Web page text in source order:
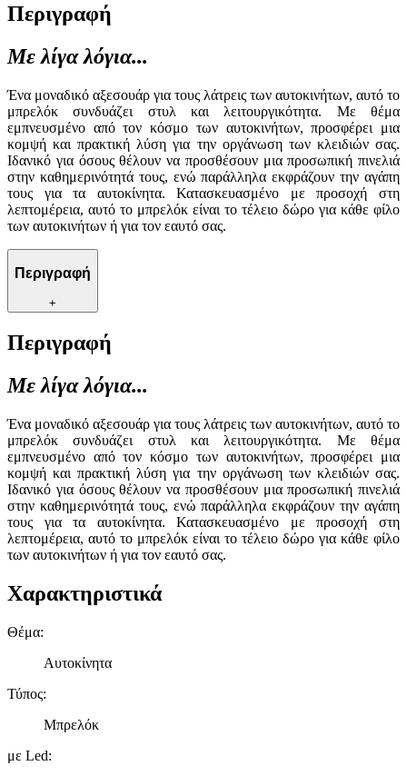
Περιγραφή
Με λίγα λόγια...
Ένα μοναδικό αξεσουάρ για τους λάτρεις των αυτοκινήτων, αυτό το
μπρελόκ συνδυάζει στυλ και λειτουργικότητα. Με θέμα
εμπνευσμένο από τον κόσμο των αυτοκινήτων, προσφέρει μια
κομψή και πρακτική λύση για την οργάνωση των κλειδιών σας.
Ιδανικό για όσους θέλουν να προσθέσουν μια προσωπική πινελιά
στην καθημερινότητά τους, ενώ παράλληλα εκφράζουν την αγάπη
τους για τα αυτοκίνητα. Κατασκευασμένο με προσοχή στη
λεπτομέρεια, αυτό το μπρελόκ είναι το τέλειο δώρο για κάθε φίλο
των αυτοκινήτων ή για τον εαυτό σας.
Περιγραφή
+
Περιγραφή
Με λίγα λόγια...
Ένα μοναδικό αξεσουάρ για τους λάτρεις των αυτοκινήτων, αυτό το
μπρελόκ συνδυάζει στυλ και λειτουργικότητα. Με θέμα
εμπνευσμένο από τον κόσμο των αυτοκινήτων, προσφέρει μια
κομψή και πρακτική λύση για την οργάνωση των κλειδιών σας.
Ιδανικό για όσους θέλουν να προσθέσουν μια προσωπική πινελιά
στην καθημερινότητά τους, ενώ παράλληλα εκφράζουν την αγάπη
τους για τα αυτοκίνητα. Κατασκευασμένο με προσοχή στη
λεπτομέρεια, αυτό το μπρελόκ είναι το τέλειο δώρο για κάθε φίλο
των αυτοκινήτων ή για τον εαυτό σας.
Χαρακτηριστικά
Θέμα:
Αυτοκίνητα
Τύπος:
Μπρελόκ
με Led: